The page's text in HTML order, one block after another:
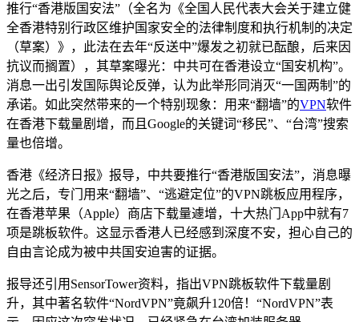
推行“香港版国安法”（全名为《全国人民代表大会关于建立健
全香港特别行政区维护国家安全的法律制度和执行机制的决定
（草案）》，此法在去年“反送中”爆发之初就已酝酿，后来因
抗议而搁置），其草案曝光：中共可在香港设立“国安机构”。
消息一出引发国际舆论反弹，认为此举形同消灭“一国两制”的
承诺。如此突然带来的一个特别现象：用来“翻墙”的VPN软件
在香港下载量剧增，而且Google的关键词“移民”、“台湾”搜索
量也倍增。
香港《经济日报》报导，中共要推行“香港版国安法”，消息曝
光之后，专门用来“翻墙”、“逃避定位”的VPN跳板应用程序，
在香港苹果（Apple）商店下载量遽增，十大热门App中就有7
项是跳板软件。这显示香港人已经感到深度不安，担心自己的
自由言论成为被中共国安迫害的证据。
报导还引用SensorTower资料，指出VPN跳板软件下载量剧
升，其中著名软件“NordVPN”竟飙升120倍！“NordVPN”表